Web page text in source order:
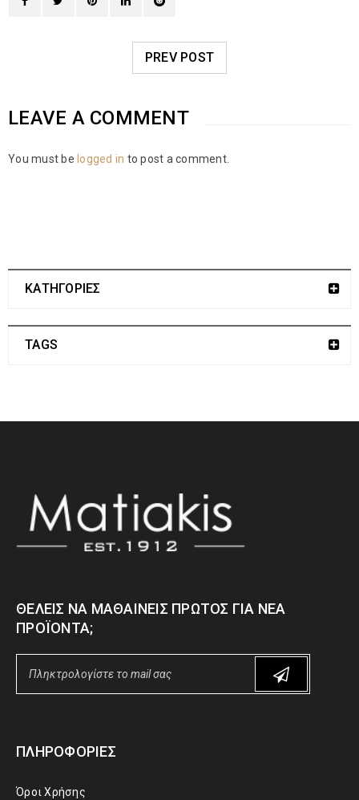
PREV POST
LEAVE A COMMENT
You must be logged in to post a comment.
ΚΑΤΗΓΟΡΙΕΣ
TAGS
ΘΈΛΕΙΣ ΝΑ ΜΑΘΑΊΝΕΙΣ ΠΡΏΤΟΣ ΓΙΑ ΝΈΑ
ΠΡΟΪΌΝΤΑ;
ΠΛΗΡΟΦΟΡΊΕΣ
Όροι Χρήσης